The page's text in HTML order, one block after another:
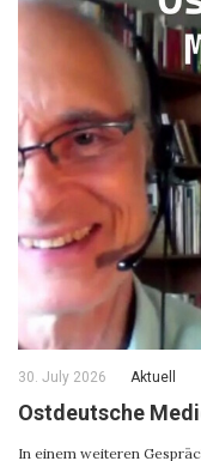
30. July 2026 Aktuell
Ostdeutsche
In einem weiteren